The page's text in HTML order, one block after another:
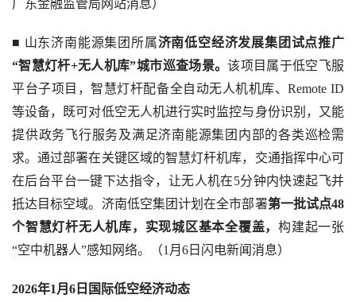
广东金融监管局网站消息）
■ 山东济南能源集团所属济南低空经济发展集团试点推广
“智慧灯杆+无人机库”城市巡查场景。该项目属于低空飞服
平台子项目，智慧灯杆配备全自动无人机机库、Remote ID
等设备，既可对低空无人机进行实时监控与身份识别，又能
提供政务飞行服务及满足济南能源集团内部的各类巡检需
求。通过部署在关键区域的智慧灯杆机库，交通指挥中心可
在后台平台一键下达指令，让无人机在5分钟内快速起飞并
抵达目标空域。济南低空集团计划在全市部署第一批试点48
个智慧灯杆无人机库，实现城区基本全覆盖， 构建起一张
“空中机器人”感知网络。（1月6日闪电新闻消息）
2026年1月6日国际低空经济动态